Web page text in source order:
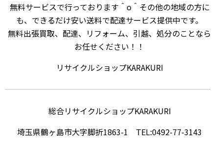
無料サービスで行っております＾o＾その他の地域の方に
も、できるだけ安い送料で配達サービス提供中です。
無料出張買取、配達、リフォーム、引越、処分のことなら
お任せください！！
リサイクルショップKARAKURI
総合リサイクルショップKARAKURI
埼玉県鶴ヶ島市大字脚折1863-1 TEL:0492-77-3143